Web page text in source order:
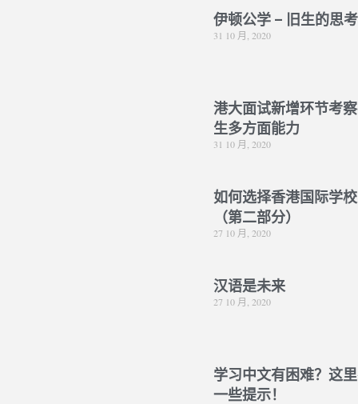
伊顿公学 – 旧生的思考
31 10 月, 2020
港大面试新增环节考
生多方面能力
31 10 月, 2020
如何选择香港国际学
（第二部分）
27 10 月, 2020
汉语是未来
27 10 月, 2020
学习中文有困难？这
一些提示！